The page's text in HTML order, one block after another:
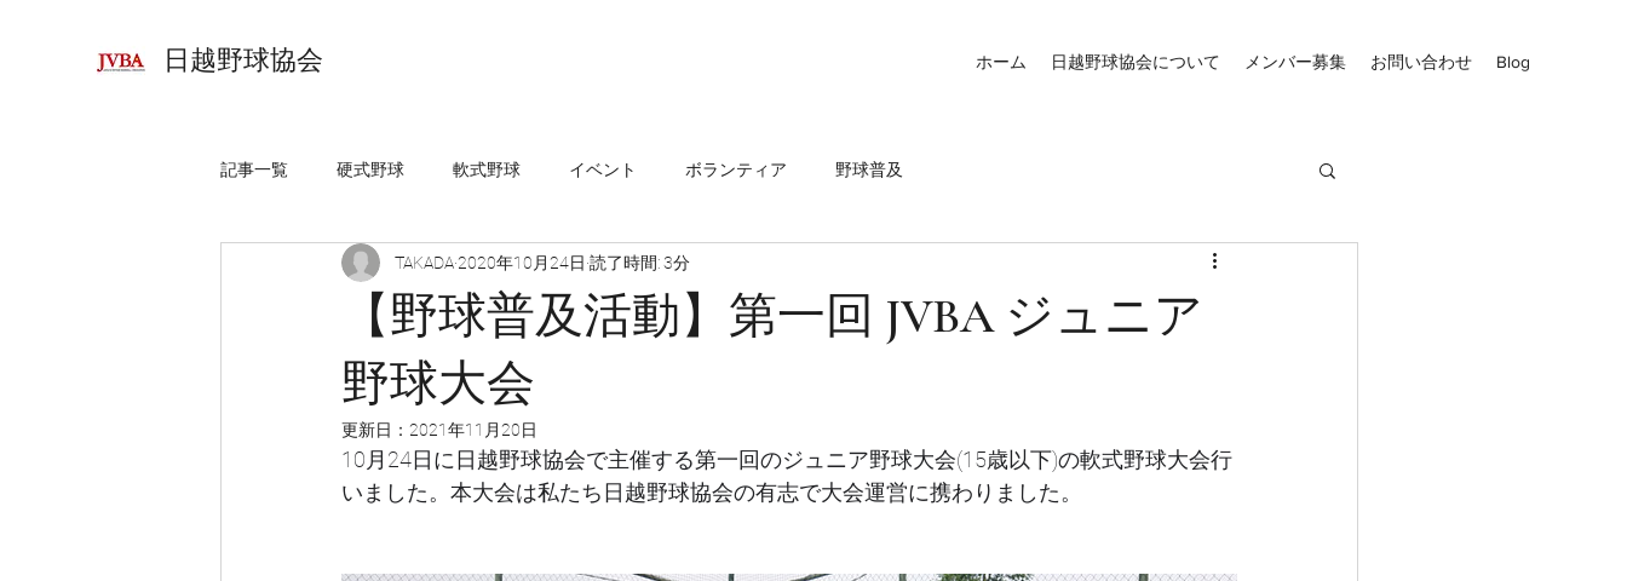
日越野球協会 ホーム 日越野球協会について メンバー募集 お問い合わせ Blog
記事一覧 硬式野球 軟式野球 イベント ボランティア 野球普及
【野球普及活動】第一回 JVBA ジュニア
野球大会
TAKADA2020年10月24日 読了時間: 3分
更新日： 2021年11月20日
10月24日に日越野球協会で主催する第一回のジュニア野球大会(15歳以下)の軟式野球大会行
いました。本大会は私たち日越野球協会の有志で大会運営に携わりました。